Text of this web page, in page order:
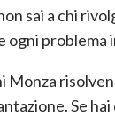
sai a chi
problema
Se